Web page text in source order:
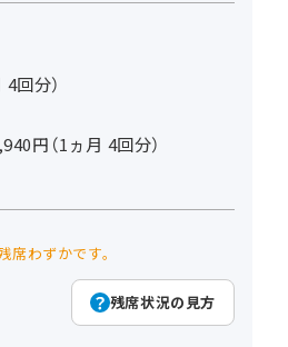
回分）
円（1ヵ月 4回分）
席わずかです。
残席状況の見方